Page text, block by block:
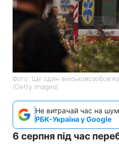
Фото: Ще один
(Getty Images)
Не витрачай час на
РБК-Україна у Google
6 серпня під час